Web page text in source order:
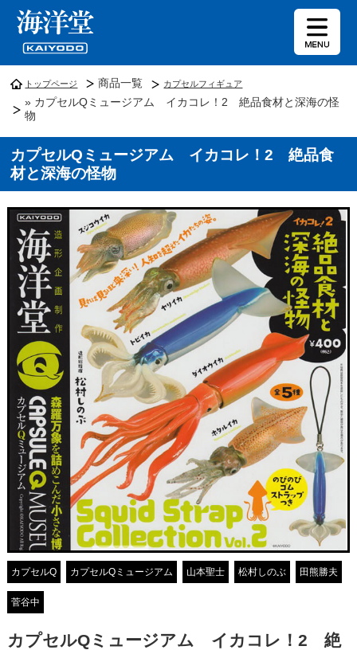
トップページ 商品一覧 カプセルフィギュア
» カプセルQミュージアム イカコレ！2 絶品食材と深海の怪
物
カプセルQミュージアム イカコレ！2 絶品食
材と深海の怪物
カプセルQ カプセルQミュージアム 山本聖士 松村しのぶ 田熊勝夫
菅谷中
カプセルQミュージアム イカコレ！2 絶